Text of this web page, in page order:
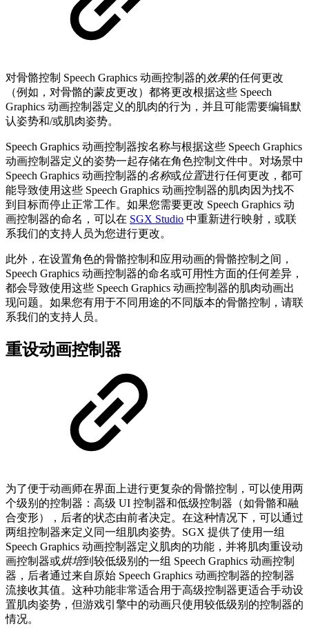
对骨骼控制 Speech Graphics 动画控制器的效果的任何更改
（例如，对骨骼的蒙皮更改）都将更改根据这些 Speech
Graphics 动画控制器定义的肌肉的行为，并且可能需要编辑默
认姿势和/或肌肉姿势。
Speech Graphics 动画控制器按名称与根据这些 Speech Graphics
动画控制器定义的姿势一起存储在角色控制文件中。对场景中
Speech Graphics 动画控制器的名称或位置进行任何更改，都可
能导致使用这些 Speech Graphics 动画控制器的肌肉因为找不
到目标而停止正常工作。如果您需要更改 Speech Graphics 动
画控制器的命名，可以在 SGX Studio 中重新进行映射，或联
系我们的支持人员为您进行更改。
此外，在设置角色的骨骼控制和应用动画的骨骼控制之间，
Speech Graphics 动画控制器的命名或可用性方面的任何差异，
都会导致使用这些 Speech Graphics 动画控制器的肌肉动画出
现问题。如果您有用于不同用途的不同版本的骨骼控制，请联
系我们的支持人员。
重设动画控制器
为了便于动画师在界面上进行更复杂的骨骼控制，可以使用两
个级别的控制器：高级 UI 控制器和低级控制器（如骨骼和融
合变形），后者的状态由前者决定。在这种情况下，可以通过
两组控制器来定义同一组肌肉姿势。SGX 提供了使用一组
Speech Graphics 动画控制器定义肌肉的功能，并将肌肉重设动
画控制器或烘培到较低级别的一组 Speech Graphics 动画控制
器，后者通过来自原始 Speech Graphics 动画控制器的控制器
流接收其值。这种功能非常适合用于高级控制器更适合手动设
置肌肉姿势，但游戏引擎中的动画只使用较低级别的控制器的
情况。